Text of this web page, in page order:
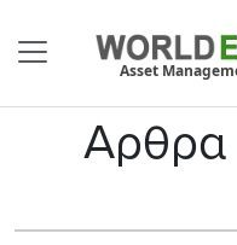
Asset
Αρθρα